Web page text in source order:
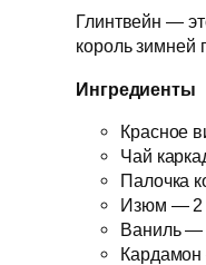
Глинтвейн —
король зимней
Ингредиенты
Красное
Чай
Палочка
Изюм — 2
Ваниль —
Кардамон